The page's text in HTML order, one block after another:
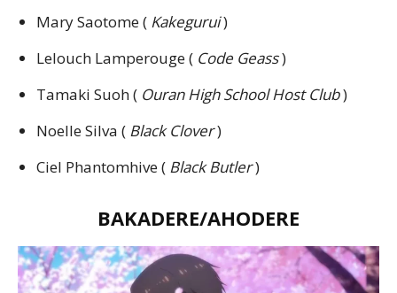
Mary Saotome ( Kakegurui)
Lelouch Lamperouge ( Code Geass)
Tamaki Suoh ( Ouran High School Host Club)
Noelle Silva ( Black Clover)
Ciel Phantomhive ( Black Butler)
BAKADERE/AHODERE